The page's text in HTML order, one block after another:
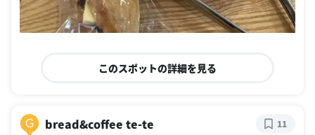
このスポットの詳細を見る
G bread&coffee te-te 11